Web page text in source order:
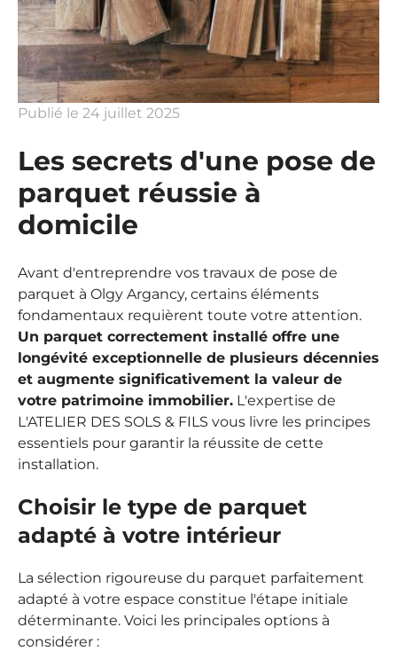
Publié le 24 juillet 2025
Les secrets d'une pose de
parquet réussie à
domicile
Avant d'entreprendre vos travaux de pose de
parquet à Olgy Argancy, certains éléments
fondamentaux requièrent toute votre attention.
Un parquet correctement installé offre une
longévité exceptionnelle de plusieurs décennies
et augmente significativement la valeur de
votre patrimoine immobilier. L'expertise de
L'ATELIER DES SOLS & FILS vous livre les principes
essentiels pour garantir la réussite de cette
installation.
Choisir le type de parquet
adapté à votre intérieur
La sélection rigoureuse du parquet parfaitement
adapté à votre espace constitue l'étape initiale
déterminante. Voici les principales options à
considérer :